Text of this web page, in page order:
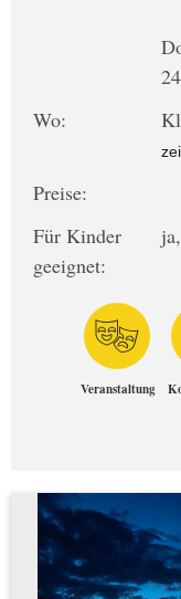
Wo:
Preise:
Für Kinder
geeignet:
Veranstaltung